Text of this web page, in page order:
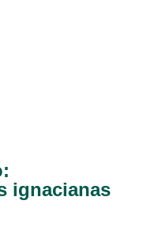
ignacianas